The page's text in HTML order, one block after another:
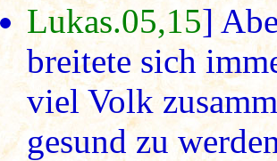
Lukas.05,15]
breitete sich
viel Volk
gesund zu